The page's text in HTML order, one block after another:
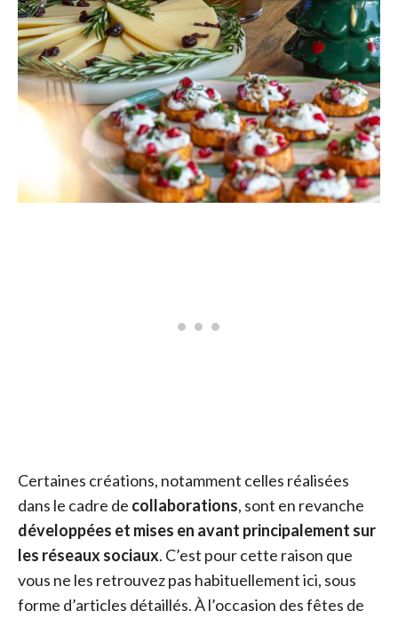
Certaines créations, notamment celles réalisées
dans le cadre de collaborations, sont en revanche
développées et mises en avant principalement sur
les réseaux sociaux. C’est pour cette raison que
vous ne les retrouvez pas habituellement ici, sous
forme d’articles détaillés. À l’occasion des fêtes de